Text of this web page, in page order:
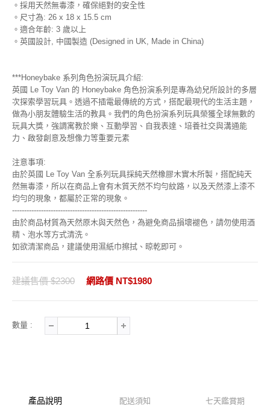
。採用天然無毒漆，確保絕對的安全性
。尺寸為: 26 x 18 x 15.5 cm
。適合年齡: 3 歲以上
。英國設計, 中國製造 (Designed in UK, Made in China)
***Honeybake 系列角色扮演玩具介紹:
英國 Le Toy Van 的 Honeybake 角色扮演系列是專為幼兒所設計的多層
次探索學習玩具。透過不插電最傳統的方式，搭配最現代的生活主題，
做為小朋友體驗生活的教具。我們的角色扮演系列玩具榮獲全球無數的
玩具大獎，強調寓教於樂、互動學習、自我表達、培養社交與溝通能
力、啟發創意及想像力等重要元素
注意事項:
由於英國 Le Toy Van 全系列玩具採純天然橡膠木實木所製，搭配純天
然無毒漆，所以在商品上會有木質天然不均勻紋路，以及天然漆上漆不
均勻的現象，都屬於正常的現象。
--------------------------------------------------------
由於商品材質為天然原木與天然色，為避免商品損壞褪色，請勿使用酒
精、泡水等方式清洗。
如欲清潔商品，建議使用濕紙巾擦拭、晾乾即可。
建議售價 $2300 網路價 NT$1980
數量 :
產品說明 配送須知 七天鑑賞期